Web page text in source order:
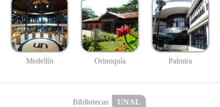
Medellín Orinoquía Palmira
Bibliotecas UNAL